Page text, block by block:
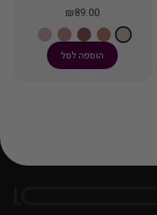
שמן בעל מרקם קליל
המכיל מולקולות של
ברק פנינה.
₪89.00
הוספה לסל